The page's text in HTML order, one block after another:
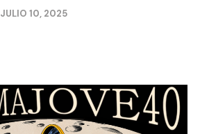
JULIO 10, 2025